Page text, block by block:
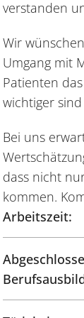
verstanden
Wir
Umgang mit
Patienten
wichtiger
Bei uns
dass nicht
kommen.
Arbeitszeit: